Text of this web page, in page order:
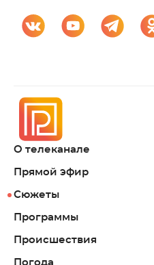
О телеканале
Прямой эфир
Сюжеты
Программы
Происшествия
Погода